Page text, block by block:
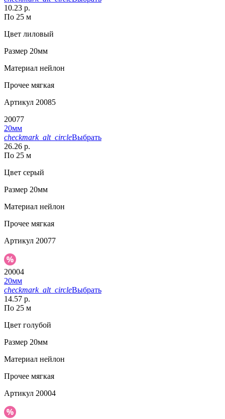
10.23 р.
По 25 м
Цвет лиловый
Размер 20мм
Материал нейлон
Прочее мягкая
Артикул 20085
20077
20мм
checkmark_alt_circleВыбрать
26.26 р.
По 25 м
Цвет серый
Размер 20мм
Материал нейлон
Прочее мягкая
Артикул 20077
20004
20мм
checkmark_alt_circleВыбрать
14.57 р.
По 25 м
Цвет голубой
Размер 20мм
Материал нейлон
Прочее мягкая
Артикул 20004